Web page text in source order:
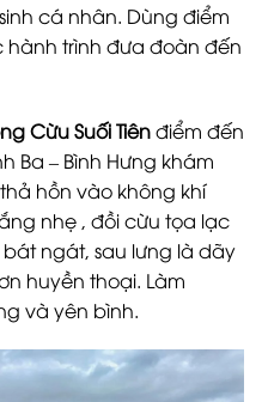
cá nhân. Dùng điểm
hành trình đưa đoàn đến
Cừu Suối Tiênđiểm đến
Ba – Bình Hưng khám
hồn vào không khí
nhẹ , đồi cừu tọa lạc
ngát, sau lưng là dãy
huyền thoại. Làm
và yên bình.